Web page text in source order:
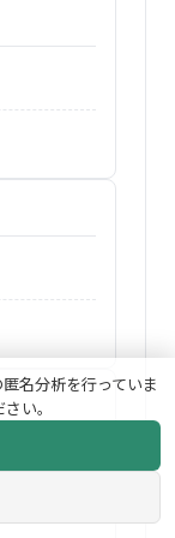
名分析を行っていま
い。